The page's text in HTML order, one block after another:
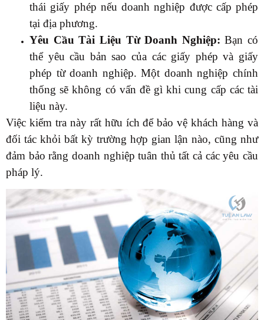
thái giấy phép nếu doanh nghiệp được cấp phép
tại địa phương.
Yêu Cầu Tài Liệu Từ Doanh Nghiệp: Bạn có
thể yêu cầu bản sao của các giấy phép và giấy
phép từ doanh nghiệp. Một doanh nghiệp chính
thống sẽ không có vấn đề gì khi cung cấp các tài
liệu này.
Việc kiểm tra này rất hữu ích để bảo vệ khách hàng và
đối tác khỏi bất kỳ trường hợp gian lận nào, cũng như
đảm bảo rằng doanh nghiệp tuân thủ tất cả các yêu cầu
pháp lý.